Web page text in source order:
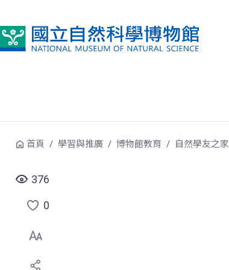
首頁 學習與推廣 博物館教育 自然學友之家
376
點
選
喜
0